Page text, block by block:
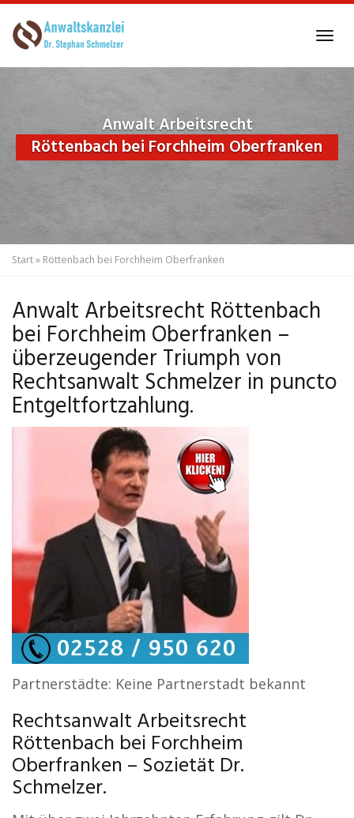
to
Anwalt Arbeitsrecht
Röttenbach bei Forchheim Oberfranken
Start» Röttenbach bei Forchheim Oberfranken
Anwalt Arbeitsrecht Röttenbach
bei Forchheim Oberfranken –
überzeugender Triumph von
Rechtsanwalt Schmelzer in puncto
Entgeltfortzahlung.
Partnerstädte: Keine Partnerstadt bekannt
Rechtsanwalt Arbeitsrecht
Röttenbach bei Forchheim
Oberfranken – Sozietät Dr.
Schmelzer.